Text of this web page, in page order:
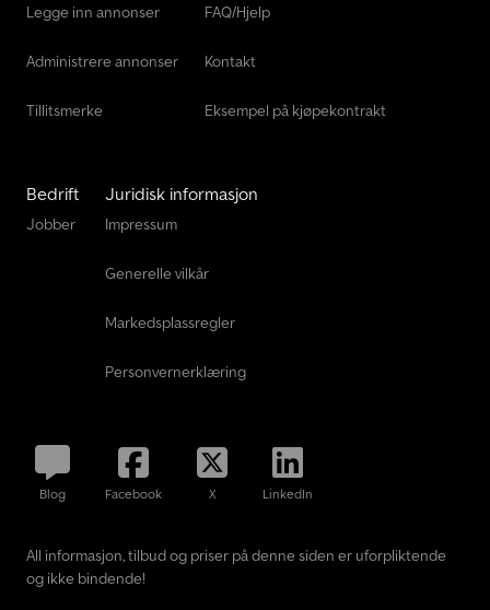
Legge inn annonser
Administrere annonser
Tillitsmerke
FAQ/Hjelp
Kontakt
Eksempel på kjøpekontrakt
Bedrift
Jobber
Juridisk informasjon
Impressum
Generelle vilkår
Markedsplassregler
Personvernerklæring
Blog Facebook X LinkedIn
All informasjon, tilbud og priser på denne siden er uforpliktende
og ikke bindende!